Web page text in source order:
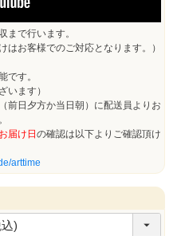
まで行います。
お客様でのご対応となります。）
です。
います）
前日夕方か当日朝）に配送員よりお
届け日の確認は以下よりご確認頂け
arttime